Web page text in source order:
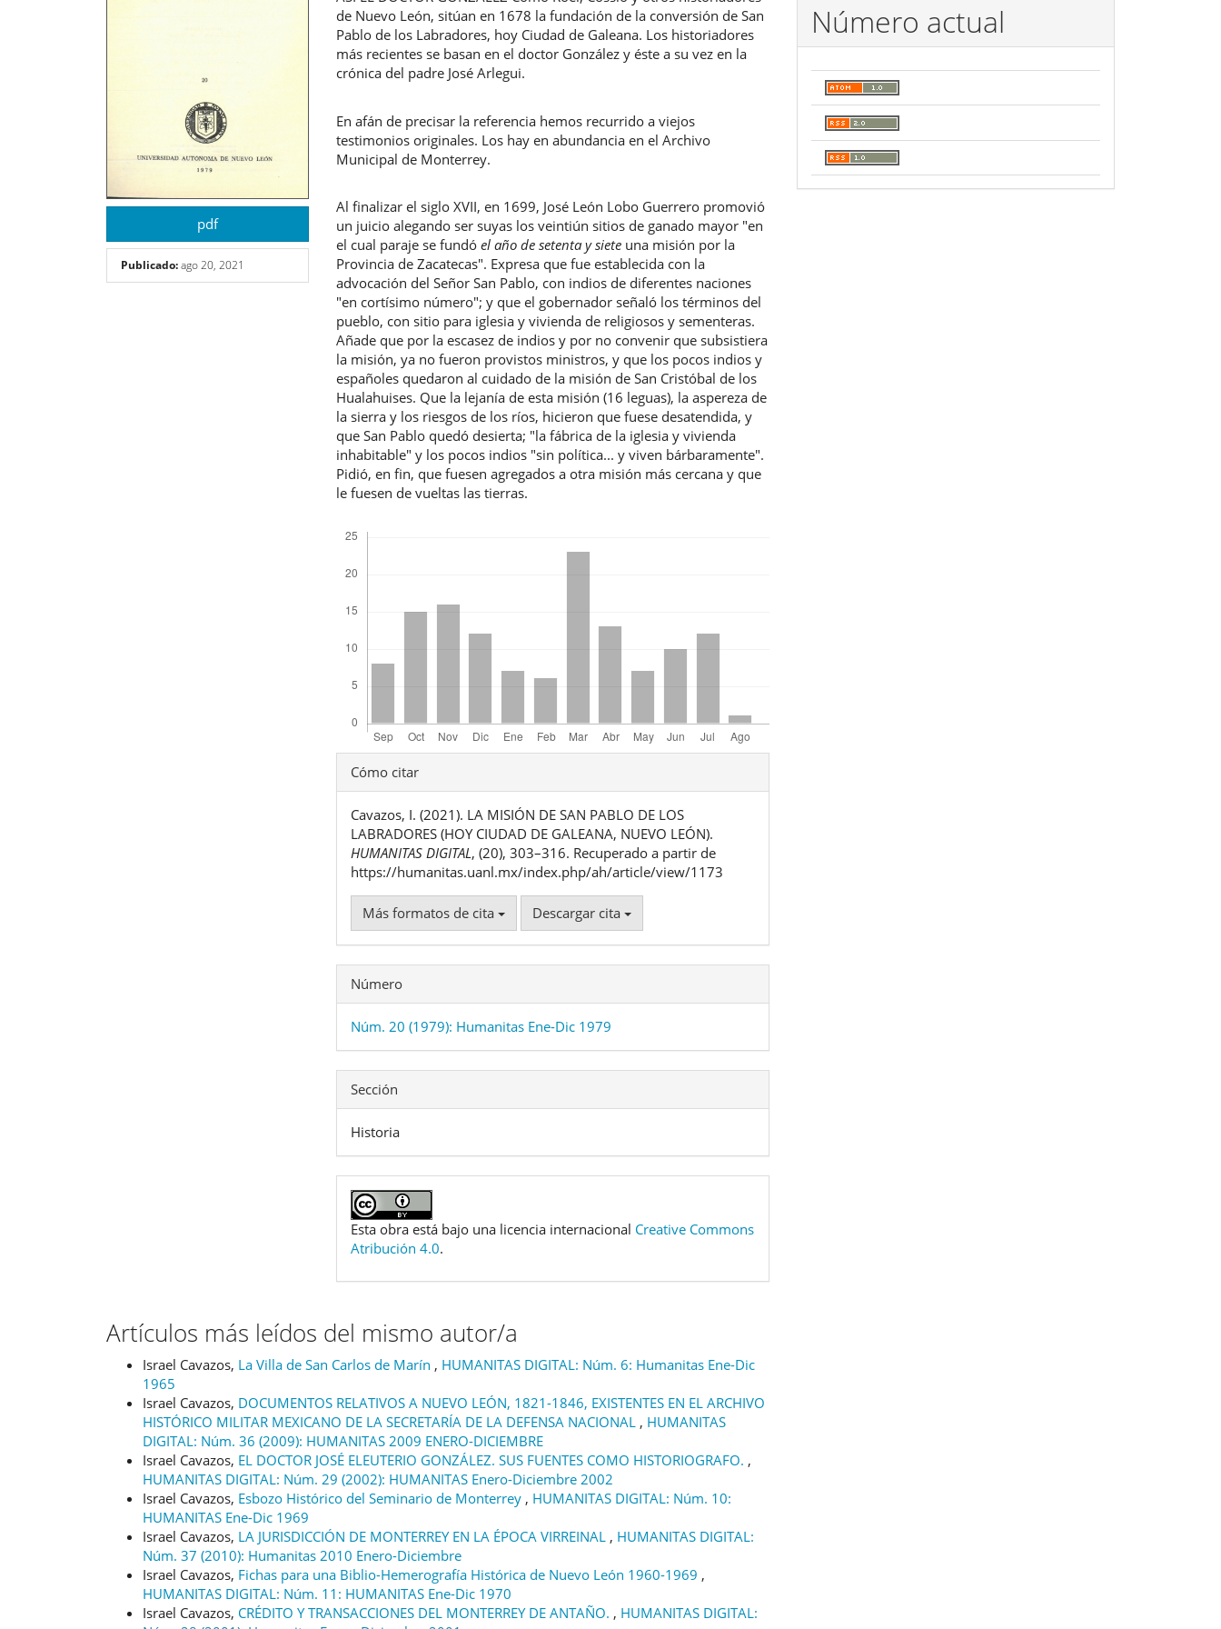
pdf
Publicado:ago 20, 2021
artículo
de Nuevo León, sitúan en 1678 la fundación de la conversión de San
Pablo de los Labradores, hoy Ciudad de Galeana. Los historiadores
más recientes se basan en el doctor González y éste a su vez en la
crónica del padre José Arlegui.
En afán de precisar la referencia hemos recurrido a viejos
testimonios originales. Los hay en abundancia en el Archivo
Municipal de Monterrey.
Al finalizar el siglo XVII, en 1699, José León Lobo Guerrero promovió
un juicio alegando ser suyas los veintiún sitios de ganado mayor "en
el cual paraje se fundóel año de setenta y siete una misión por la
Provincia de Zacatecas". Expresa que fue establecida con la
advocación del Señor San Pablo, con indios de diferentes naciones
"en cortísimo número"; y que el gobernador señaló los términos del
pueblo, con sitio para iglesia y vivienda de religiosos y sementeras.
Añade que por la escasez de indios y por no convenir que subsistiera
la misión, ya no fueron provistos ministros, y que los pocos indios y
españoles quedaron al cuidado de la misión de San Cristóbal de los
Hualahuises. Que la lejanía de esta misión (16 leguas), la aspereza de
la sierra y los riesgos de los ríos, hicieron que fuese desatendida, y
que San Pablo quedó desierta; "la fábrica de la iglesia y vivienda
inhabitable" y los pocos indios "sin política... y viven bárbaramente".
Pidió, en fin, que fuesen agregados a otra misión más cercana y que
le fuesen de vueltas las tierras.
Detalles
del
artículo
Cómo citar
Cavazos, I. (2021). LA MISIÓN DE SAN PABLO DE LOS
LABRADORES (HOY CIUDAD DE GALEANA, NUEVO LEÓN).
HUMANITAS DIGITAL, (20), 303–316. Recuperado a partir de
https://humanitas.uanl.mx/index.php/ah/article/view/1173
Más formatos de cita Descargar cita
Número
Núm. 20 (1979): Humanitas Ene-Dic 1979
Sección
Historia
Esta obra está bajo una licencia internacional Creative Commons
Atribución 4.0.
Artículos más leídos del mismo autor/a
Israel Cavazos, La Villa de San Carlos de Marín , HUMANITAS DIGITAL: Núm. 6: Humanitas Ene-Dic
1965
Israel Cavazos, DOCUMENTOS RELATIVOS A NUEVO LEÓN, 1821-1846, EXISTENTES EN EL ARCHIVO
HISTÓRICO MILITAR MEXICANO DE LA SECRETARÍA DE LA DEFENSA NACIONAL , HUMANITAS
DIGITAL: Núm. 36 (2009): HUMANITAS 2009 ENERO-DICIEMBRE
Israel Cavazos, EL DOCTOR JOSÉ ELEUTERIO GONZÁLEZ. SUS FUENTES COMO HISTORIOGRAFO. ,
HUMANITAS DIGITAL: Núm. 29 (2002): HUMANITAS Enero-Diciembre 2002
Israel Cavazos, Esbozo Histórico del Seminario de Monterrey , HUMANITAS DIGITAL: Núm. 10:
HUMANITAS Ene-Dic 1969
Israel Cavazos, LA JURISDICCIÓN DE MONTERREY EN LA ÉPOCA VIRREINAL , HUMANITAS DIGITAL:
Núm. 37 (2010): Humanitas 2010 Enero-Diciembre
Israel Cavazos, Fichas para una Biblio-Hemerografía Histórica de Nuevo León 1960-1969 ,
HUMANITAS DIGITAL: Núm. 11: HUMANITAS Ene-Dic 1970
Israel Cavazos, CRÉDITO Y TRANSACCIONES DEL MONTERREY DE ANTAÑO. , HUMANITAS DIGITAL:
Número actual